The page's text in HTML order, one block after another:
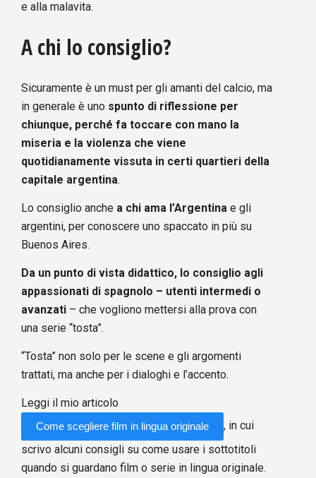
e alla malavita.
A chi lo consiglio?
Sicuramente è un must per gli amanti del calcio, ma
in generale è uno spunto di riflessione per
chiunque, perché fa toccare con mano la
miseria e la violenza che viene
quotidianamente vissuta in certi quartieri della
capitale argentina.
Lo consiglio anche a chi ama l’Argentina e gli
argentini, per conoscere uno spaccato in più su
Buenos Aires.
Da un punto di vista didattico, lo consiglio agli
appassionati di spagnolo – utenti intermedi o
avanzati – che vogliono mettersi alla prova con
una serie “tosta”.
“Tosta” non solo per le scene e gli argomenti
trattati, ma anche per i dialoghi e l’accento.
Leggi il mio articolo
Come scegliere film in lingua originale
, in cui
scrivo alcuni consigli su come usare i sottotitoli
quando si guardano film o serie in lingua originale.